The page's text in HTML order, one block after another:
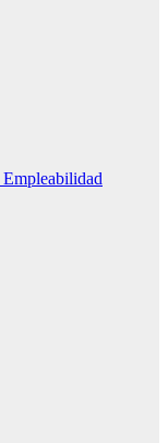
Empleabilidad